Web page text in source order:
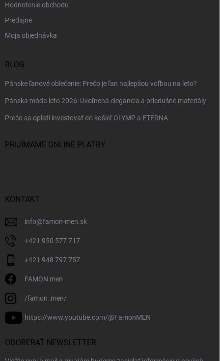
Hodnotenie obchodu
Predajne
Moja objednávka
BLOG
Pánske ľanové oblečenie: Prečo je ľan najlepšou voľbou na leto?
Pánska móda leto 2026: Uvoľnená elegancia a priedušné materiály
Prečo sa oplatí investovať do košieľ OLYMP a ETERNA
PRIJÍMAME ONLINE PLATBY
KONTAKT
info@famon-men.sk
+421 950 577 717
+421 948 797 757
FAMON men
/famon_men/
https://www.youtube.com/@FamonMEN
ODOBERAŤ NEWSLETTER